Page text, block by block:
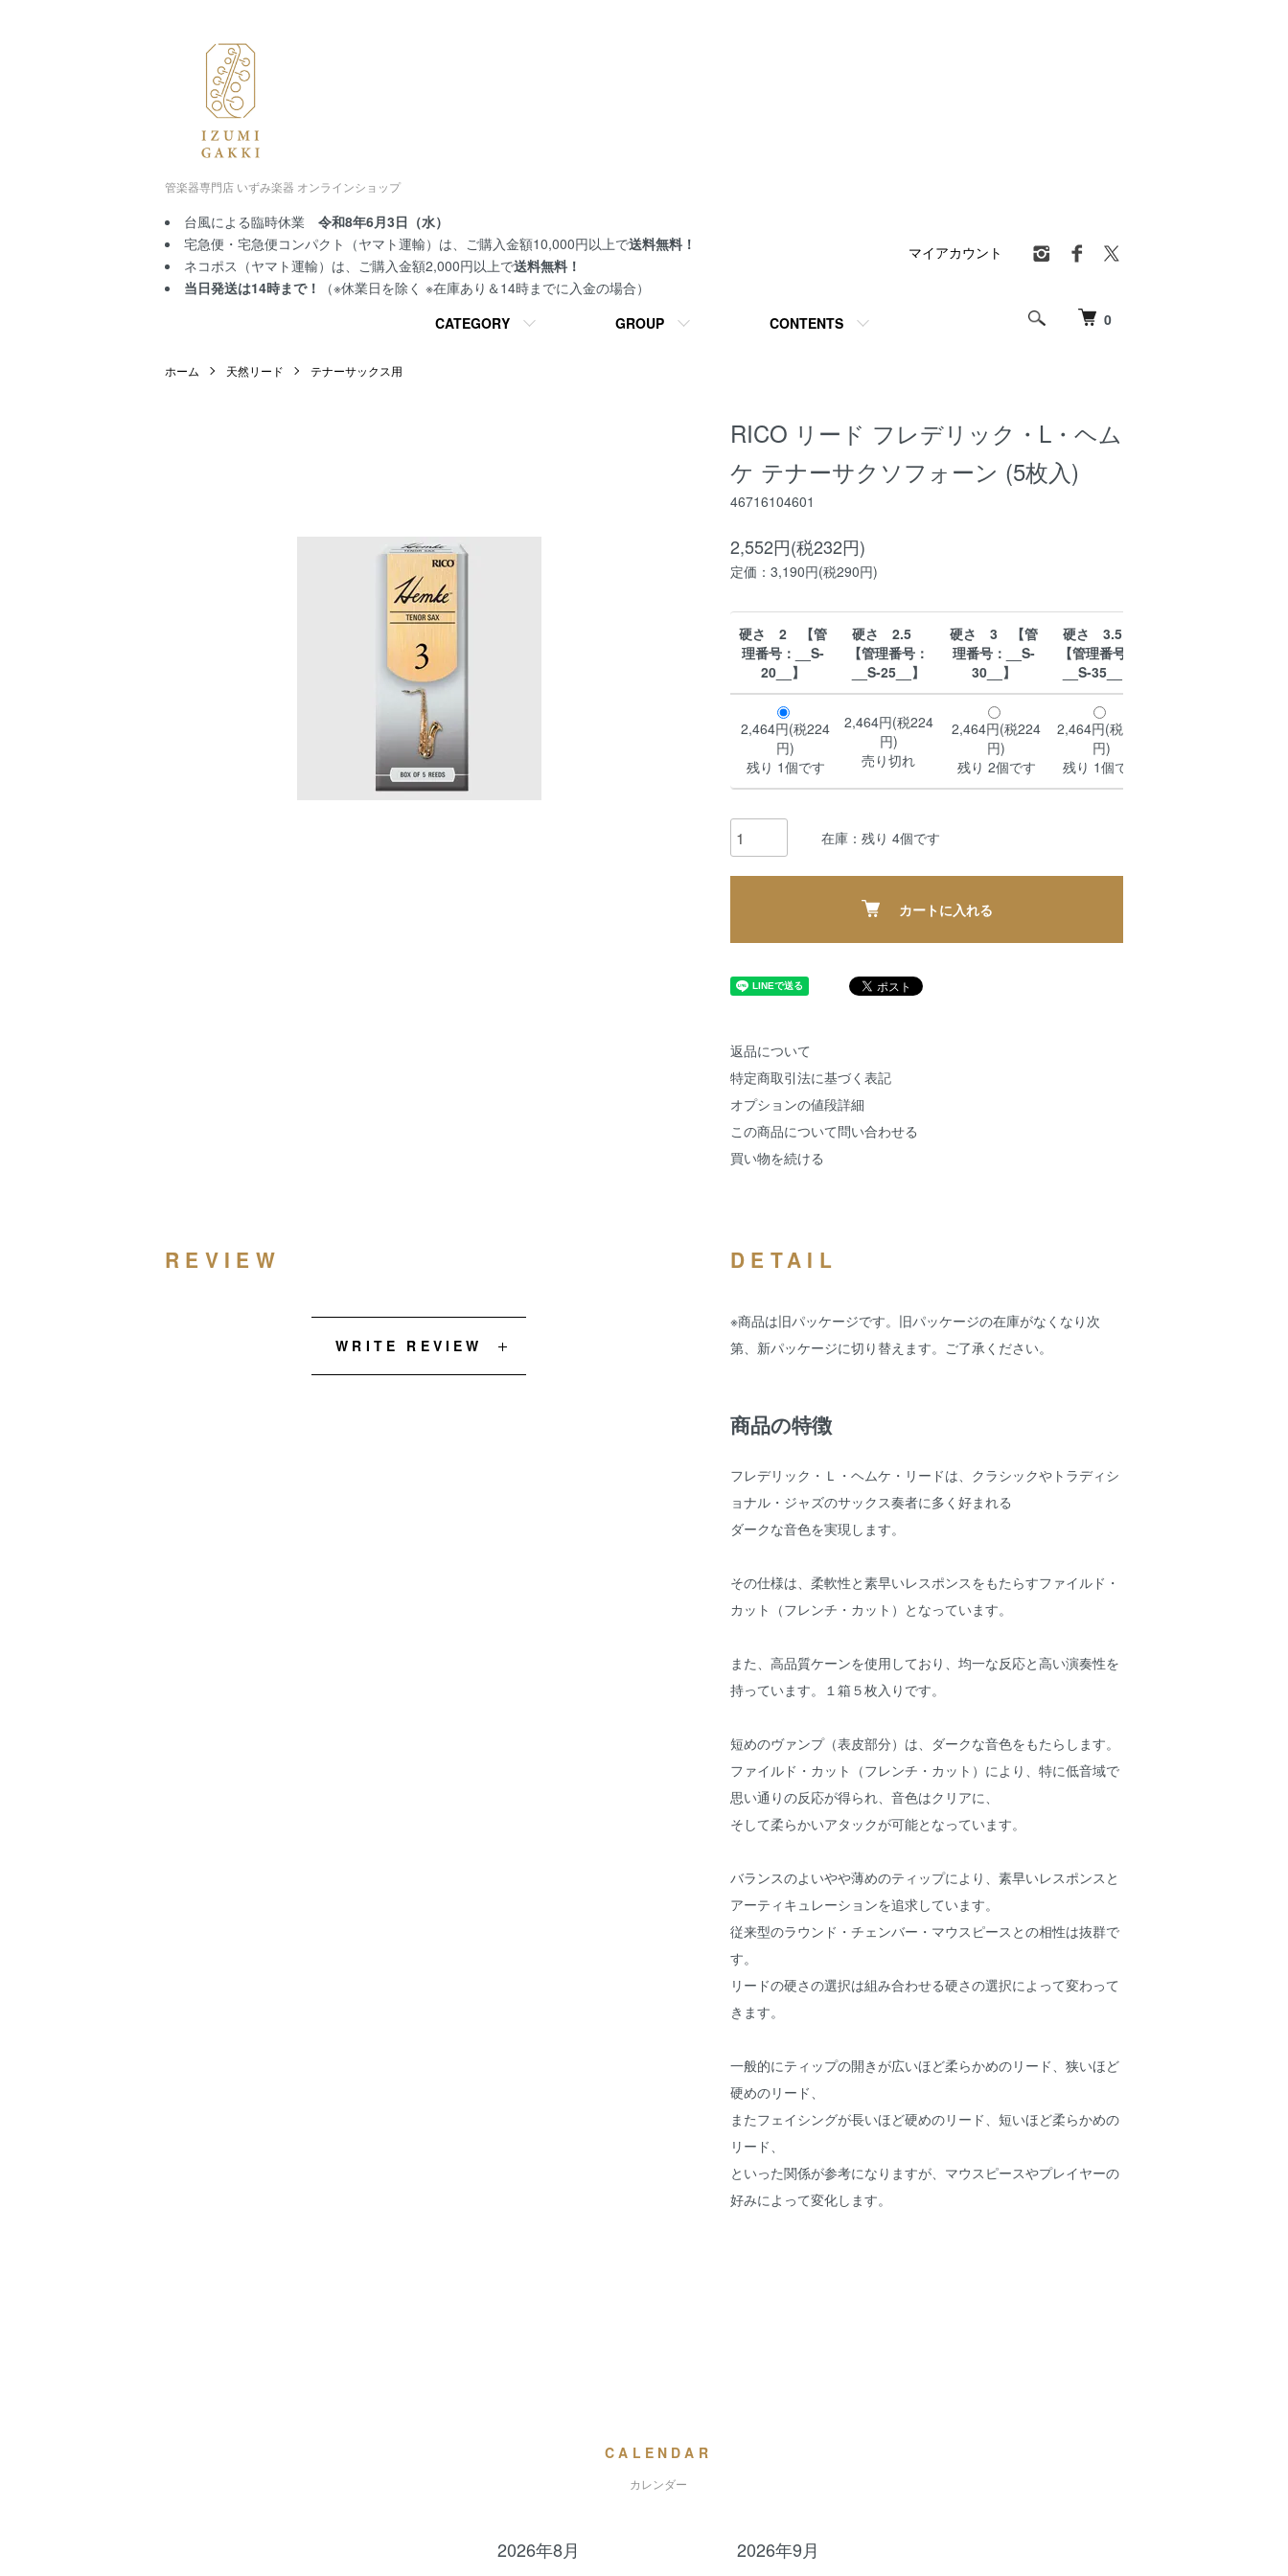
管楽器専門店 いずみ楽器 オンラインショップ
台風による臨時休業 令和8年6月3日（水）
宅急便・宅急便コンパクト（ヤマト運輸）は、ご購入金額10,000円以上で送料無料！
ネコポス（ヤマト運輸）は、ご購入金額2,000円以上で送料無料！
当日発送は14時まで！
（※休業日を除く ※在庫あり＆14時までに入金の場合）
0
CATEGORY GROUP CONTENTS
マイアカウント
ホーム 天然リード テナーサックス用
RICO リード フレデリック・L・ヘム
ケ テナーサクソフォーン (5枚入)
46716104601
2,552円(税232円)
定価：3,190円(税290円)
硬さ 2 【管
理番号：__S-
20__】
硬さ 2.5
【管理番号：
__S-25__】
硬さ 3 【管
理番号：__S-
30__】
硬さ 3.5
【管理番号：
__S-35__】
2,464円(税224
円)
残り 1個です
2,464円(税224
円)
売り切れ
2,464円(税224
円)
残り 2個です
2,464円(税224
円)
残り 1個です
在庫：残り 4個です
カートに入れる
返品について
特定商取引法に基づく表記
オプションの値段詳細
この商品について問い合わせる
買い物を続ける
DETAIL
※商品は旧パッケージです。旧パッケージの在庫がなくなり次
第、新パッケージに切り替えます。ご了承ください。
商品の特徴
フレデリック・Ｌ・ヘムケ・リードは、クラシックやトラディシ
ョナル・ジャズのサックス奏者に多く好まれる
ダークな音色を実現します。
その仕様は、柔軟性と素早いレスポンスをもたらすファイルド・
カット（フレンチ・カット）となっています。
また、高品質ケーンを使用しており、均一な反応と高い演奏性を
持っています。１箱５枚入りです。
短めのヴァンプ（表皮部分）は、ダークな音色をもたらします。
ファイルド・カット（フレンチ・カット）により、特に低音域で
思い通りの反応が得られ、音色はクリアに、
そして柔らかいアタックが可能となっています。
バランスのよいやや薄めのティップにより、素早いレスポンスと
アーティキュレーションを追求しています。
従来型のラウンド・チェンバー・マウスピースとの相性は抜群で
す。
リードの硬さの選択は組み合わせる硬さの選択によって変わって
きます。
一般的にティップの開きが広いほど柔らかめのリード、狭いほど
硬めのリード、
またフェイシングが長いほど硬めのリード、短いほど柔らかめの
リード、
といった関係が参考になりますが、マウスピースやプレイヤーの
好みによって変化します。
REVIEW
WRITE REVIEW
CALENDAR
カレンダー
2026年8月 2026年9月